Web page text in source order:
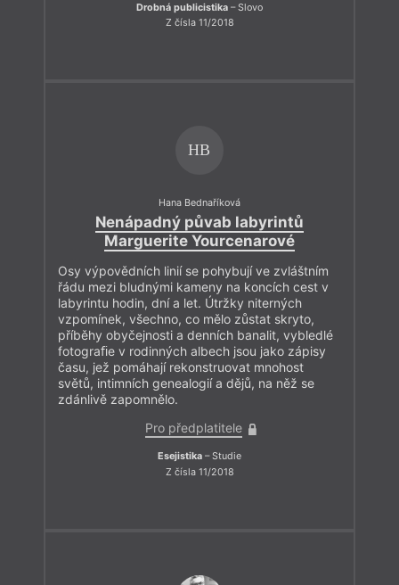
Drobná publicistika – Slovo
Z čísla 11/2018
HB
Hana Bednaříková
Nenápadný půvab labyrintů
Marguerite Yourcenarové
Osy výpovědních linií se pohybují ve zvláštním
řádu mezi bludnými kameny na koncích cest v
labyrintu hodin, dní a let. Útržky niterných
vzpomínek, všechno, co mělo zůstat skryto,
příběhy obyčejnosti a denních banalit, vybledlé
fotograﬁe v rodinných albech jsou jako zápisy
času, jež pomáhají rekonstruovat mnohost
světů, intimních genealogií a dějů, na něž se
zdánlivě zapomnělo.
Pro předplatitele
Esejistika – Studie
Z čísla 11/2018